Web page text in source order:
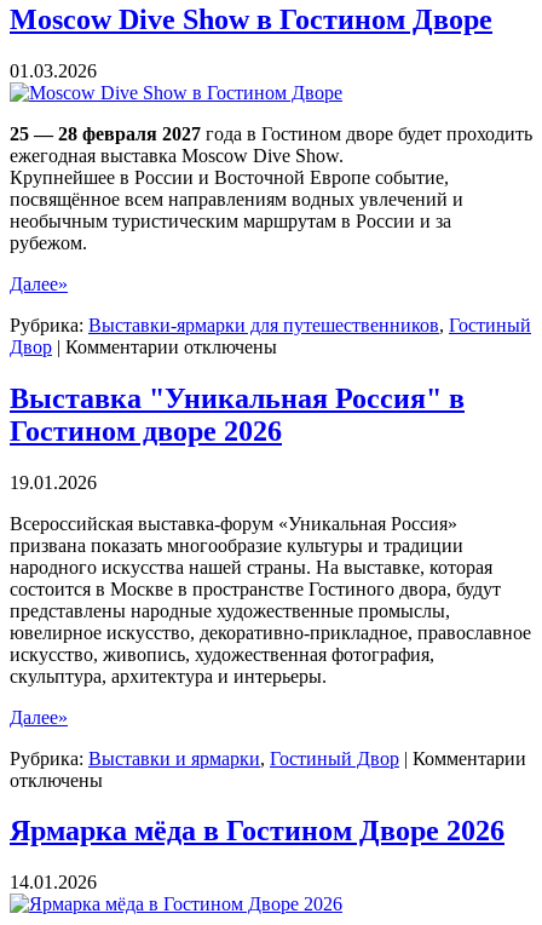
в
Moscow Dive Show в Гостином Дворе
01.03.2026
25 — 28 февраля 2027 года в Гостином дворе будет проходить
ежегодная выставка Moscow Dive Show.
Крупнейшее в России и Восточной Европе событие,
посвящённое всем направлениям водных увлечений и
необычным туристическим маршрутам в России и за
рубежом.
Далее»
Рубрика: Выставки-ярмарки для путешественников, Гостиный
Двор | Комментарии к
Moscow
Dive
Show
отключены
Выставка "Уникальная Россия" в
Гостином дворе 2026
19.01.2026
Всероссийская выставка-форум «Уникальная Россия»
призвана показать многообразие культуры и традиции
народного искусства нашей страны. На выставке, которая
состоится в Москве в пространстве Гостиного двора, будут
представлены народные художественные промыслы,
ювелирное искусство, декоративно-прикладное, православное
искусство, живопись, художественная фотография,
скульптура, архитектура и интерьеры.
Далее»
Рубрика: Выставки и ярмарки, Гостиный Двор | Комментарии
отключены
Ярмарка мёда в Гостином Дворе 2026
14.01.2026